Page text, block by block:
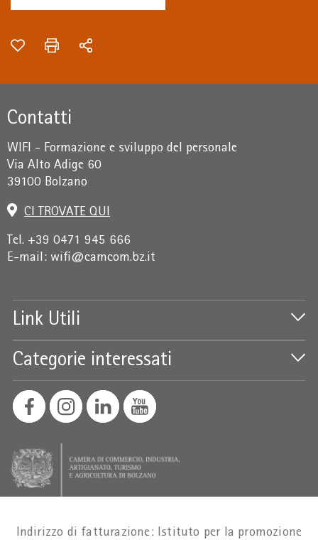
Contatti
WIFI - Formazione e sviluppo del personale
Via Alto Adige 60
39100 Bolzano
CI TROVATE QUI
Tel. +39 0471 945 666
E-mail: wifi@camcom.bz.it
Link Utili
Categorie interessati
Indirizzo di fatturazione: Istituto per la promozione